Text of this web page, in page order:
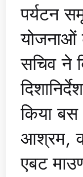
पर्यटन
योजनाओं
सचिव ने
किया बस
आश्रम,
एबट